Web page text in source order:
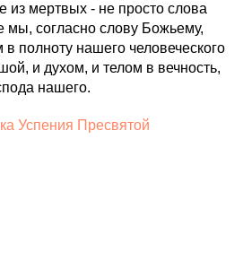
из мертвых - не просто слова
мы, согласно слову Божьему,
полноту нашего человеческого
и духом, и телом в вечность,
нашего.
Успения Пресвятой